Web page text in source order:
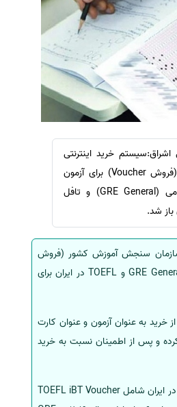
خرید اینترنتی
سازمان سنجش (فروش Voucher) برای آزمون
های جی آر عمومی (GRE General) و تافل
سازمان سنجش آموزش کشور (فروش
Voucher) آزمون های GRE General و TOEFL در ایران برای
خرید به عنوان آزمون و عنوان کارت
و پس از اطمینان نسبت به خرید
آزمون های موسسه ETS در ایران شامل TOEFL iBT Voucher